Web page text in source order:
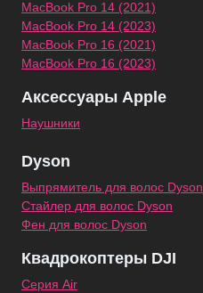
MacBook Pro 14 (2021)
MacBook Pro 14 (2023)
MacBook Pro 16 (2021)
MacBook Pro 16 (2023)
Аксессуары Apple
Наушники
Dyson
Выпрямитель для волос Dyson
Стайлер для волос Dyson
Фен для волос Dyson
Квадрокоптеры DJI
Серия Air